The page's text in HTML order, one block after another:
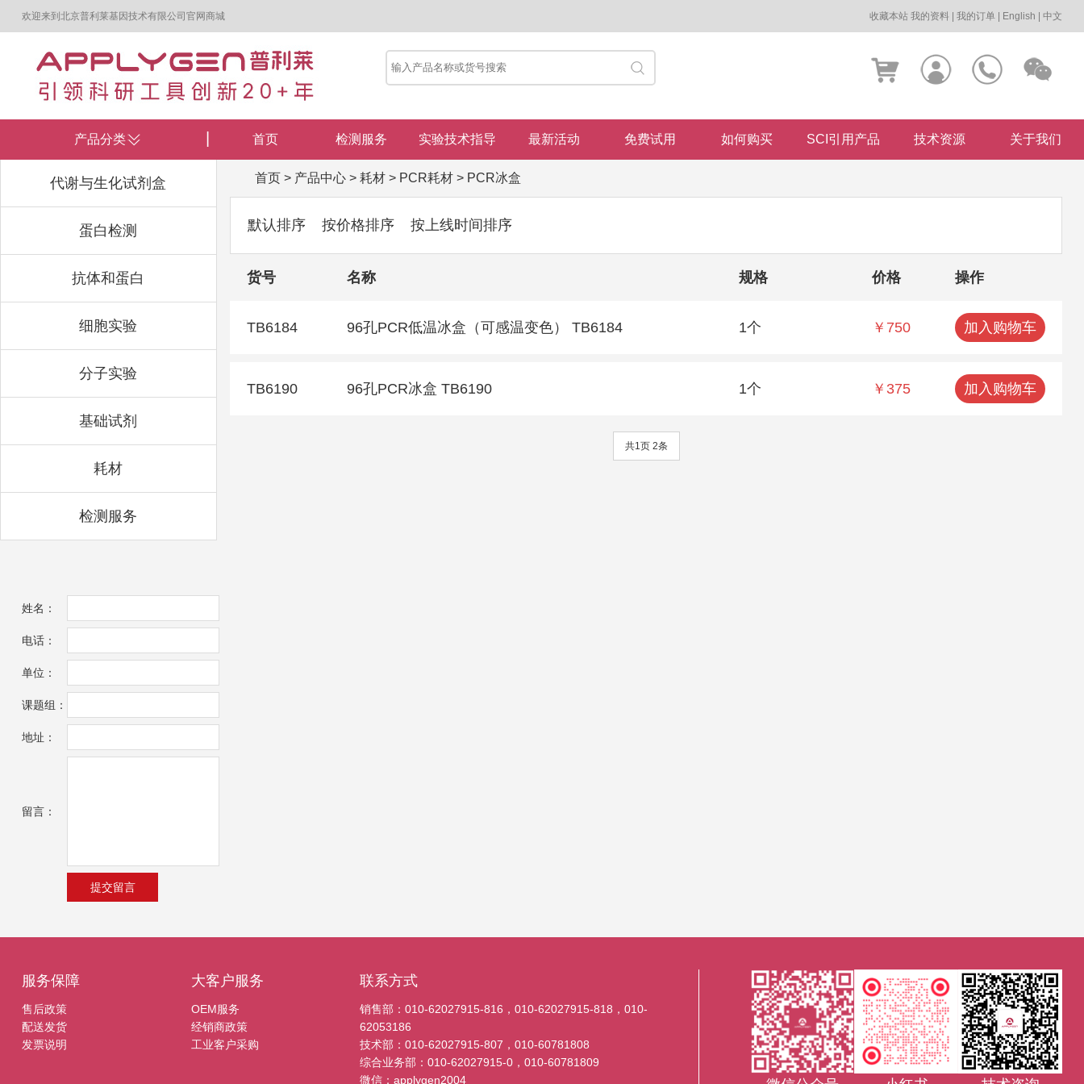
欢迎来到北京普利莱基因技术有限公司官网商城 收藏本站 我的资料 |我的订单 English |中文
产品分类
代谢与生化试剂盒
蛋白检测
抗体和蛋白
细胞实验
分子实验
基础试剂
耗材
检测服务
首页 检测服务 实验技术指导 最新活动 免费试用 如何购买 SCI引用产品 技术资源 关于我们
首页> 产品中心> 耗材> PCR耗材> PCR冰盒
默认排序 按价格排序 按上线时间排序
货号 名称 规格 价格 操作
TB6184 96孔PCR低温冰盒（可感温变色） TB6184 1个 ￥750 加入购物车
TB6190 96孔PCR冰盒 TB6190 1个 ￥375 加入购物车
共1页 2条
姓名：
电话：
单位：
课题组：
地址：
留言：
服务保障
售后政策
配送发货
发票说明
大客户服务
OEM服务
经销商政策
工业客户采购
联系方式
销售部：010-62027915-816，010-62027915-818，010-
62053186
技术部：010-62027915-807，010-60781808
综合业务部：010-62027915-0，010-60781809
微信：applygen2004